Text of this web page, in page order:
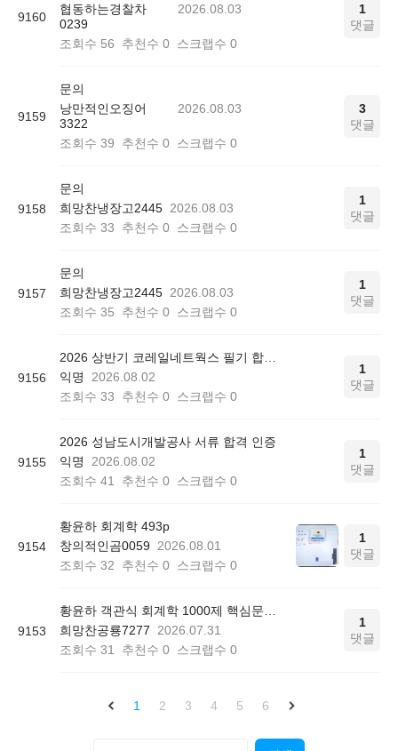
9160
협동하는경찰차
0239
2026.08.03
조회수 56 추천수 0 스크랩수 0
1
댓글
9159
문의
낭만적인오징어
3322
2026.08.03
조회수 39 추천수 0 스크랩수 0
3
댓글
9158
문의
희망찬냉장고2445 2026.08.03
조회수 33 추천수 0 스크랩수 0
1
댓글
9157
문의
희망찬냉장고2445 2026.08.03
조회수 35 추천수 0 스크랩수 0
1
댓글
9156
익명
2026.08.02
조회수 33 추천수 0 스크랩수 0
1
댓글
9155
2026 성남도시개발공사 서류 합격 인증
익명
2026.08.02
조회수 41 추천수 0 스크랩수 0
1
댓글
9154
황윤하 회계학 493p
창의적인곰0059
2026.08.01
조회수 32 추천수 0 스크랩수 0
1
댓글
9153
희망찬공룡7277
2026.07.31
조회수 31 추천수 0 스크랩수 0
1
댓글
1 2 3 4 5 6